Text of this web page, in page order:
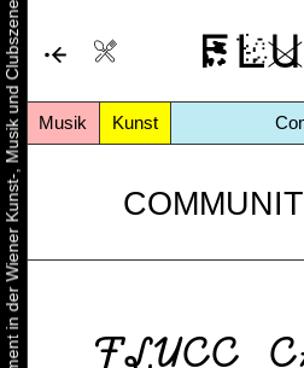
Musik Kunst
FLUCC